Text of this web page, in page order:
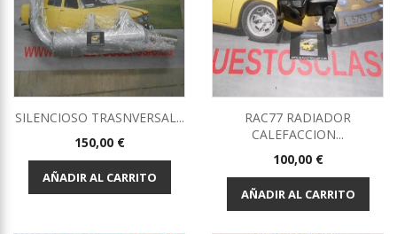
SILENCIOSO TRASNVERSAL...
Precio
150,00 €
AÑADIR AL CARRITO
RAC77 RADIADOR
CALEFACCION...
Precio
100,00 €
AÑADIR AL CARRITO